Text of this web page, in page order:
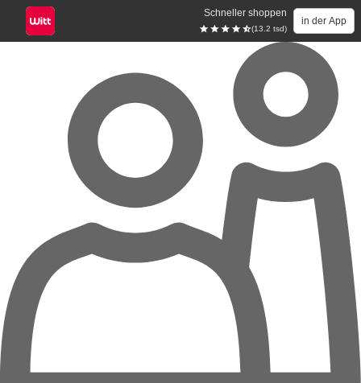
Schneller shoppen
(13.2 tsd)
in der App